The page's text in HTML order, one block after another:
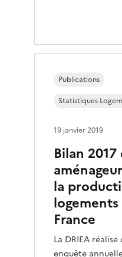
Bilan
la
France
La DRIEA réalise
enquête
Publications
Statistiques
19 janvier 2019